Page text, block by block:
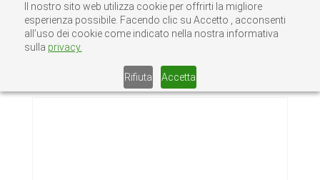
Il nostro sito web utilizza cookie per offrirti la migliore
esperienza possibile. Facendo clic su Accetto , acconsenti
all’uso dei cookie come indicato nella nostra informativa
sulla privacy.
Rifiuta Accetta
Home/Senza categoria
CORINDONE MM.115 GR.60